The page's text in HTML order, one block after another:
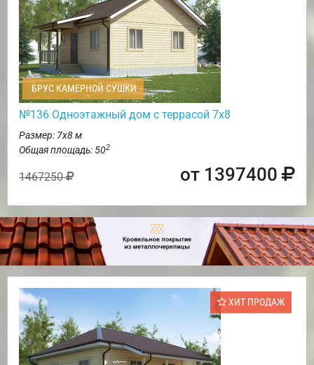
БРУС КАМЕРНОЙ СУШКИ
№136 Одноэтажный дом с террасой 7х8
Размер: 7х8 м
Общая площадь: 502
1467250 от 1397400
ХИТ ПРОДАЖ